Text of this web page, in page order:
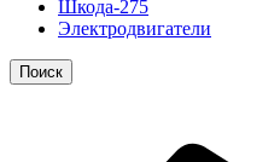
Шкода-275
Электродвигатели
Поиск